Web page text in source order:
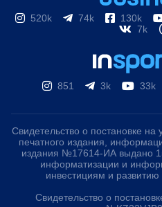
520k 74k 130k
7k
851 3k 33k
Свидетельство о постановке на
печатного издания,
издания №17614-ИА выдано
информатизации и
инвестициям и развитию
Свидетельство о